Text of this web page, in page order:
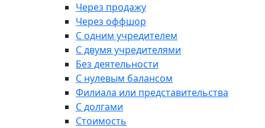
Через продажу
Через оффшор
С одним учредителем
С двумя учредителями
Без деятельности
С нулевым балансом
Филиала или представительства
С долгами
Стоимость